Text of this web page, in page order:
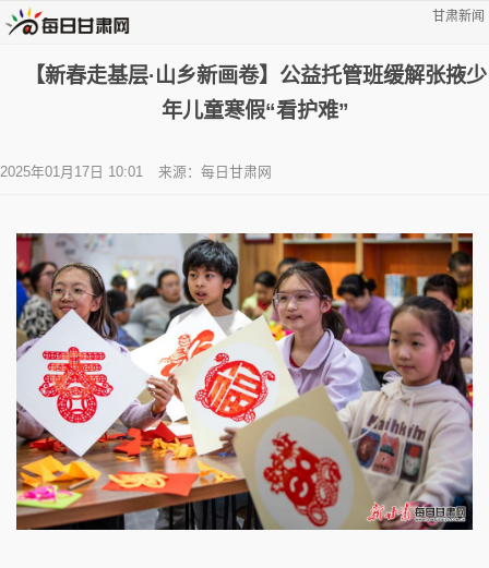
甘肃新闻
【新春走基层·山乡新画卷】公益托管班缓解张掖少
年儿童寒假“看护难”
2025年01月17日 10:01 来源：每日甘肃网